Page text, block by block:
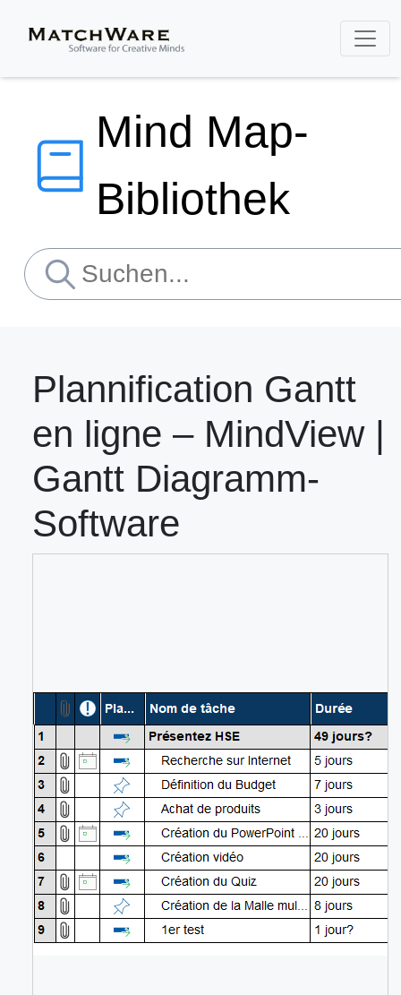
Mind Map-
Bibliothek
Plannification Gantt
en ligne – MindView |
Gantt Diagramm-
Software